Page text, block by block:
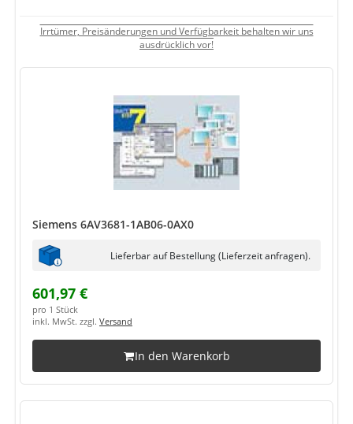
Irrtümer, Preisänderungen und Verfügbarkeit behalten wir uns
ausdrücklich vor!
Siemens 6AV3681-1AB06-0AX0
Lieferbar auf Bestellung (Lieferzeit anfragen).
601,97 €
pro 1 Stück
inkl. MwSt. zzgl. Versand
In den Warenkorb